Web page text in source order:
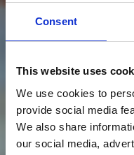
Consent
This website uses
We use cookies to
provide social media
We also share
our social media,